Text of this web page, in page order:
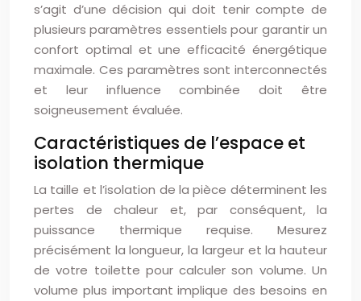
s’agit d’une décision qui doit tenir compte de
plusieurs paramètres essentiels pour garantir un
confort optimal et une efficacité énergétique
maximale. Ces paramètres sont interconnectés
et leur influence combinée doit être
soigneusement évaluée.
Caractéristiques de l’espace et
isolation thermique
La taille et l’isolation de la pièce déterminent les
pertes de chaleur et, par conséquent, la
puissance thermique requise. Mesurez
précisément la longueur, la largeur et la hauteur
de votre toilette pour calculer son volume. Un
volume plus important implique des besoins en